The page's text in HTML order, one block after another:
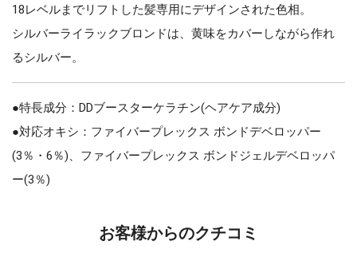
18レベルまでリフトした髪専用にデザインされた色相。
シルバーライラックブロンドは、黄味をカバーしながら作れ
るシルバー。
●特長成分：DDブースターケラチン(ヘアケア成分)
●対応オキシ：ファイバープレックス ボンドデベロッパー
(3％・6％)、ファイバープレックス ボンドジェルデベロッパ
ー(3％)
お客様からのクチコミ